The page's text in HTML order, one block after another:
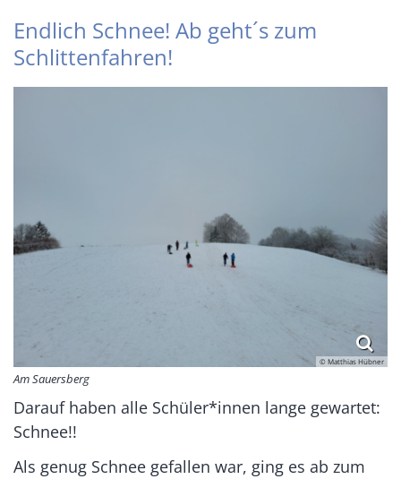
Endlich Schnee! Ab geht´s zum
Schlittenfahren!
© Matthias Hübner
Am Sauersberg
Darauf haben alle Schüler*innen lange gewartet:
Schnee!!
Als genug Schnee gefallen war, ging es ab zum